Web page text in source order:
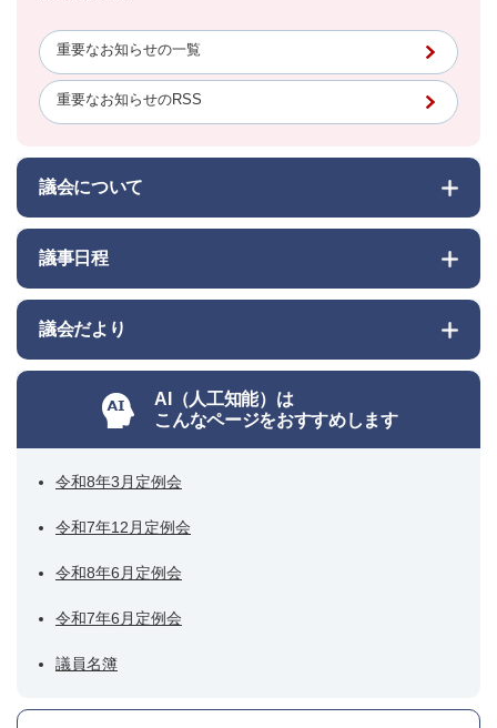
重要なお知らせの一覧
重要なお知らせのRSS
議会について
議事日程
議会だより
AI（人工知能）は
こんなページをおすすめします
令和8年3月定例会
令和7年12月定例会
令和8年6月定例会
令和7年6月定例会
議員名簿